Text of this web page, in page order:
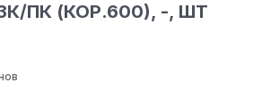
ПК (КОР.600), -, ШТ